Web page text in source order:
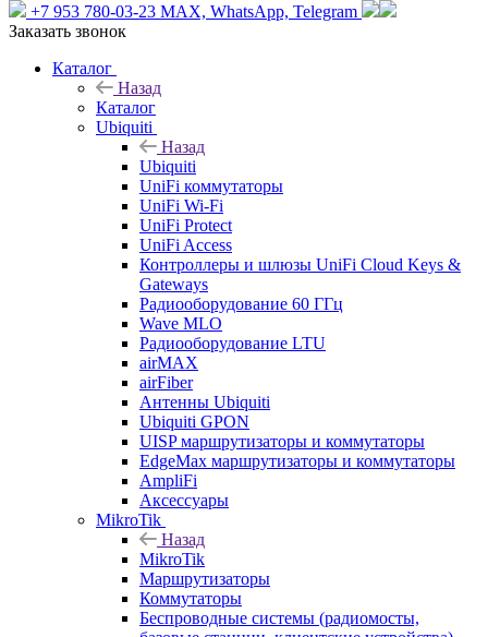
+7 953 780-03-23 MAX, WhatsApp, Telegram
Заказать звонок
Каталог
Назад
Каталог
Ubiquiti
Назад
Ubiquiti
UniFi коммутаторы
UniFi Wi-Fi
UniFi Protect
UniFi Access
Контроллеры и шлюзы UniFi Cloud Keys &
Gateways
Радиооборудование 60 ГГц
Wave MLO
Радиооборудование LTU
airMAX
airFiber
Антенны Ubiquiti
Ubiquiti GPON
UISP маршрутизаторы и коммутаторы
EdgeMax маршрутизаторы и коммутаторы
AmpliFi
Аксессуары
MikroTik
Назад
MikroTik
Маршрутизаторы
Коммутаторы
Беспроводные системы (радиомосты,